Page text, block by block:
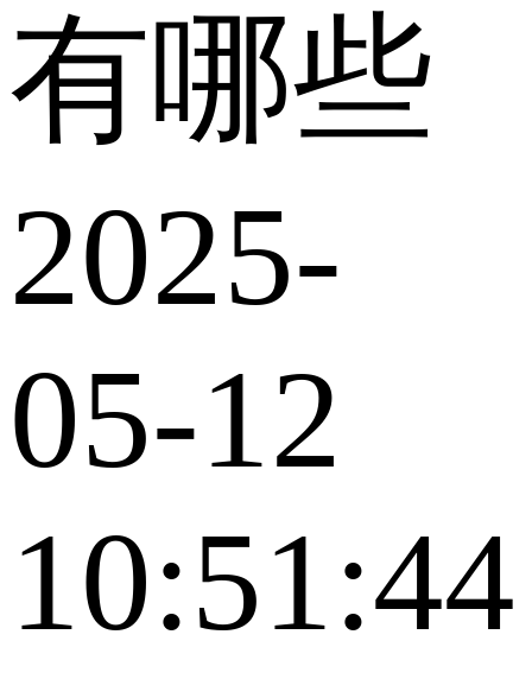
有哪些
2025-
05-12
10:51:44